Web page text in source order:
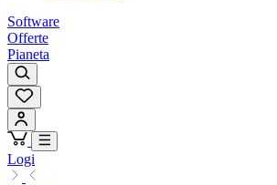
Software
Offerte
Pianeta
Logi